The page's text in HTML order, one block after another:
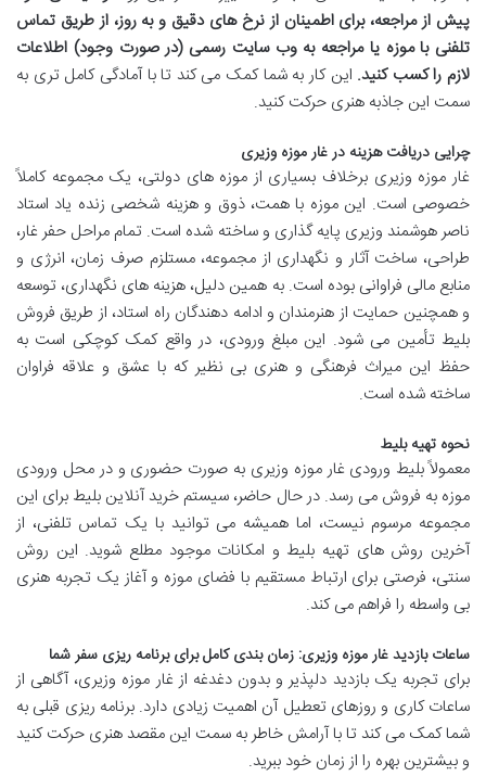
پیش از مراجعه، برای اطمینان از نرخ های دقیق و به روز، از طریق تماس
تلفنی با موزه یا مراجعه به وب سایت رسمی (در صورت وجود) اطلاعات
لازم را کسب کنید. این کار به شما کمک می کند تا با آمادگی کامل تری به
سمت این جاذبه هنری حرکت کنید.
چرایی دریافت هزینه در غار موزه وزیری
غار موزه وزیری برخلاف بسیاری از موزه های دولتی، یک مجموعه کاملاً
خصوصی است. این موزه با همت، ذوق و هزینه شخصی زنده یاد استاد
ناصر هوشمند وزیری پایه گذاری و ساخته شده است. تمام مراحل حفر غار،
طراحی، ساخت آثار و نگهداری از مجموعه، مستلزم صرف زمان، انرژی و
منابع مالی فراوانی بوده است. به همین دلیل، هزینه های نگهداری، توسعه
و همچنین حمایت از هنرمندان و ادامه دهندگان راه استاد، از طریق فروش
بلیط تأمین می شود. این مبلغ ورودی، در واقع کمک کوچکی است به
حفظ این میراث فرهنگی و هنری بی نظیر که با عشق و علاقه فراوان
ساخته شده است.
نحوه تهیه بلیط
معمولاً بلیط ورودی غار موزه وزیری به صورت حضوری و در محل ورودی
موزه به فروش می رسد. در حال حاضر، سیستم خرید آنلاین بلیط برای این
مجموعه مرسوم نیست، اما همیشه می توانید با یک تماس تلفنی، از
آخرین روش های تهیه بلیط و امکانات موجود مطلع شوید. این روش
سنتی، فرصتی برای ارتباط مستقیم با فضای موزه و آغاز یک تجربه هنری
بی واسطه را فراهم می کند.
ساعات بازدید غار موزه وزیری: زمان بندی کامل برای برنامه ریزی سفر شما
برای تجربه یک بازدید دلپذیر و بدون دغدغه از غار موزه وزیری، آگاهی از
ساعات کاری و روزهای تعطیل آن اهمیت زیادی دارد. برنامه ریزی قبلی به
شما کمک می کند تا با آرامش خاطر به سمت این مقصد هنری حرکت کنید
و بیشترین بهره را از زمان خود ببرید.